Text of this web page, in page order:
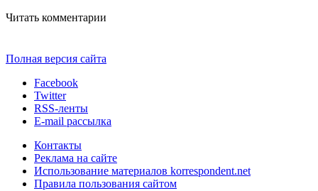
Читать комментарии
Полная версия сайта
Facebook
Twitter
RSS-ленты
E-mail рассылка
Контакты
Реклама на сайте
Использование материалов korrespondent.net
Правила пользования сайтом